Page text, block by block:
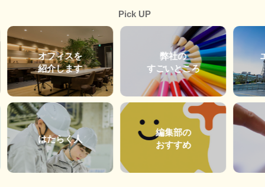
Pick UP
オフィスを
紹介します
はたらく人
弊社の
すごいところ
編集部の
おすすめ